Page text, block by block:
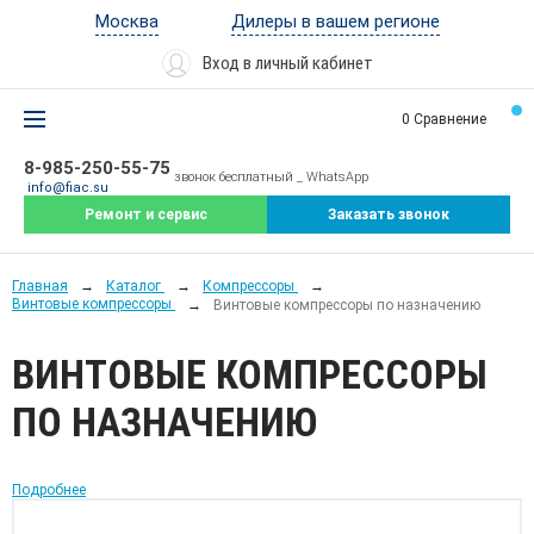
Москва
Дилеры в вашем регионе
Вход в личный кабинет
0 Сравнение
8-985-250-55-75
info@fiac.su
звонок бесплатный _ WhatsApp
Ремонт и сервис Заказать звонок
Главная Каталог
Компрессоры
Винтовые компрессоры
Винтовые компрессоры по назначению
ВИНТОВЫЕ КОМПРЕССОРЫ
ПО НАЗНАЧЕНИЮ
Подробнее